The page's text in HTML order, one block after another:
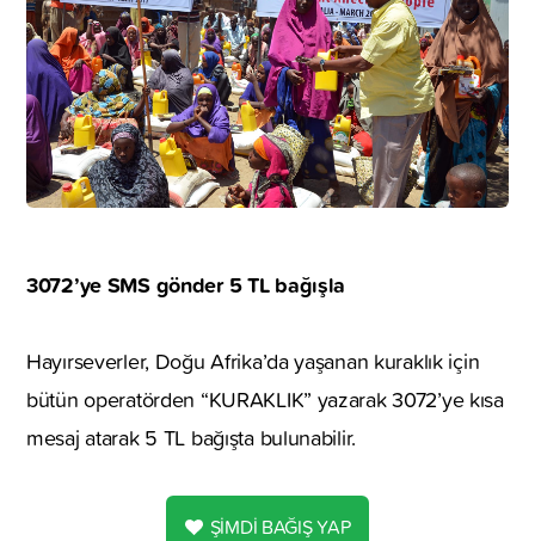
3072’ye SMS gönder 5 TL bağışla
Hayırseverler, Doğu Afrika’da yaşanan kuraklık için
bütün operatörden “KURAKLIK” yazarak 3072’ye kısa
mesaj atarak 5 TL bağışta bulunabilir.
ŞİMDİ BAĞIŞ YAP